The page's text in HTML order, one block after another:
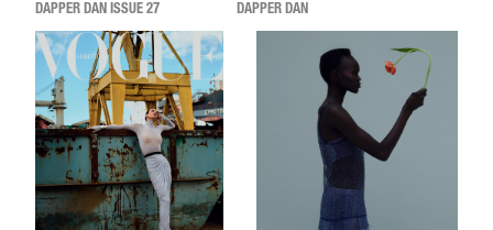
DAPPER DAN ISSUE 27 DAPPER DAN